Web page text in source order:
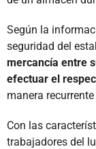
Según la
seguridad del
mercancía entre
efectuar el
manera
Con las
trabajadores del